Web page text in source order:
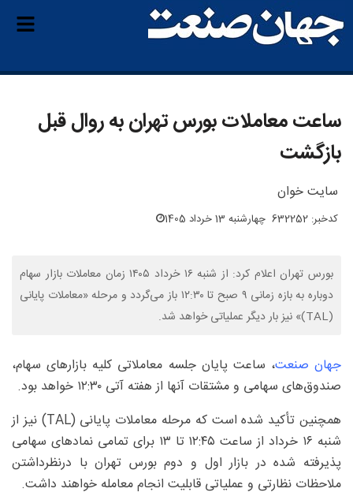
ساعت معاملات بورس تهران به روال قبل
بازگشت
سایت خوان
کدخبر: 632252 چهارشنبه 13 خرداد 1405
بورس تهران اعلام کرد: از شنبه ۱۶ خرداد ۱۴۰۵ زمان معاملات بازار سهام
دوباره به بازه زمانی ۹ صبح تا ۱۲:۳۰ باز می‌گردد و مرحله «معاملات پایانی
(TAL)» نیز بار دیگر عملیاتی خواهد شد.
جهان صنعت، ساعت پایان جلسه معاملاتی کلیه بازارهای سهام،
صندوق‌های سهامی و مشتقات آنها از هفته آتی ۱۲:۳۰ خواهد بود.
همچنین تأکید شده است که مرحله معاملات پایانی (TAL) نیز از
شنبه ۱۶ خرداد از ساعت ۱۲:۴۵ تا ۱۳ برای تمامی نمادهای سهامی
پذیرفته شده در بازار اول و دوم بورس تهران با درنظرداشتن
ملاحظات نظارتی و عملیاتی قابلیت انجام معامله خواهند داشت.